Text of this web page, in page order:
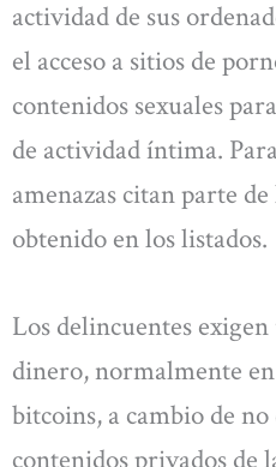
actividad de sus
el acceso a sitios de
contenidos sexuales
de actividad íntima.
amenazas citan parte
obtenido en los listados.
Los delincuentes
dinero, normalmente
bitcoins, a cambio de